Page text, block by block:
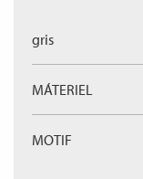
gris
MÁTERIEL
MOTIF